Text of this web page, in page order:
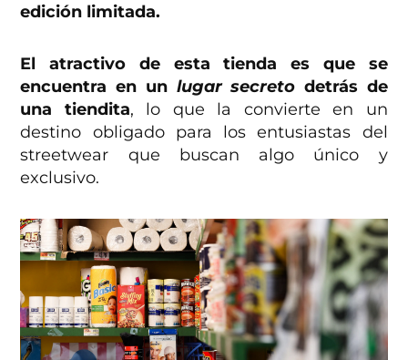
edición limitada.
El atractivo de esta tienda es que se
encuentra en un lugar secreto detrás de
una tiendita, lo que la convierte en un
destino obligado para los entusiastas del
streetwear que buscan algo único y
exclusivo.